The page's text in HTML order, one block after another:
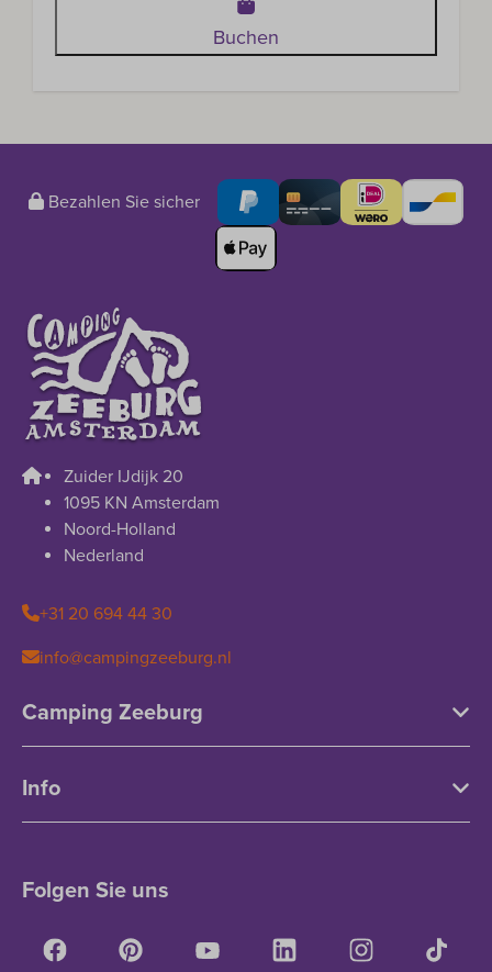
Buchen
Bezahlen Sie sicher
Zuider IJdijk 20
1095 KN Amsterdam
Noord-Holland
Nederland
+31 20 694 44 30
info@campingzeeburg.nl
Camping Zeeburg
Info
Folgen Sie uns